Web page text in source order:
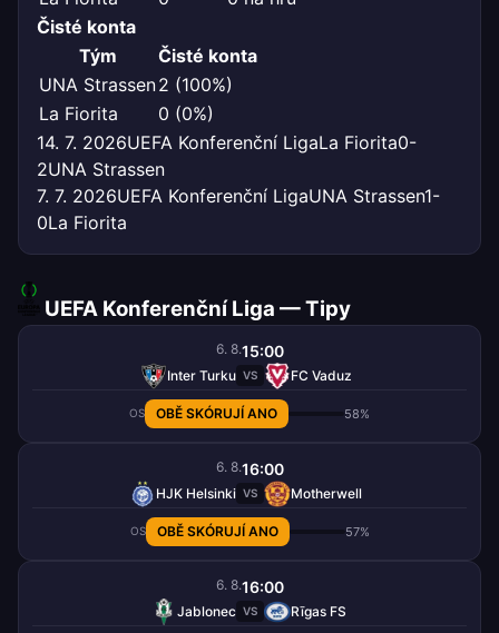
Čisté konta
Tým
Čisté konta
UNA Strassen2 (100%)
La Fiorita
0 (0%)
14. 7. 2026UEFA Konferenční LigaLa Fiorita0-
2UNA Strassen
7. 7. 2026UEFA Konferenční LigaUNA Strassen1-
0La Fiorita
UEFA Konferenční Liga — Tipy
6. 8.15:00
Inter Turku VS FC Vaduz
OS OBĚ SKÓRUJÍ ANO 58%
6. 8.16:00
HJK Helsinki VS Motherwell
OS OBĚ SKÓRUJÍ ANO 57%
6. 8.16:00
Jablonec VS Rīgas FS